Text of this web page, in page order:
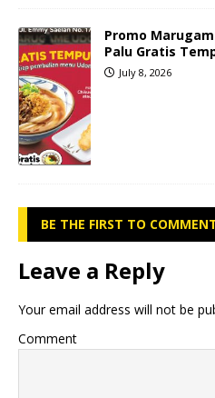
Promo
Palu Gratis
July 8, 2026
BE THE FIRST TO
Leave a Reply
Your email address will not be
Comment